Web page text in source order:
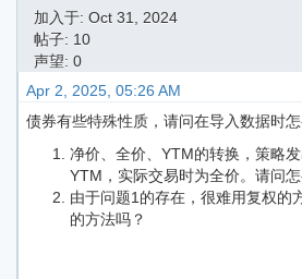
加入于: Oct 31, 2024
帖子: 10
声望: 0
Apr 2, 2025, 05:26 AM
债券有些特殊性质，请问在导入数据时
净价、全价、YTM的转换，策略
YTM，实际交易时为全价。请问
由于问题1的存在，很难用复权的
的方法吗？